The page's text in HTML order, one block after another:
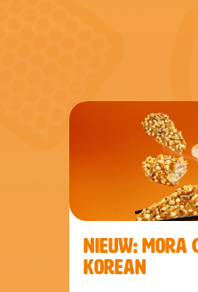
NIEUW: MORA
KOREAN